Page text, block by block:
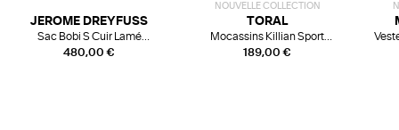
480,00 €
JEROME DREYFUSS
Sac Bobi S Cuir Lamé
Champagne
NOUVELLE COLLECTION
189,00 €
TORAL
Mocassins Killian Sport
Mousse